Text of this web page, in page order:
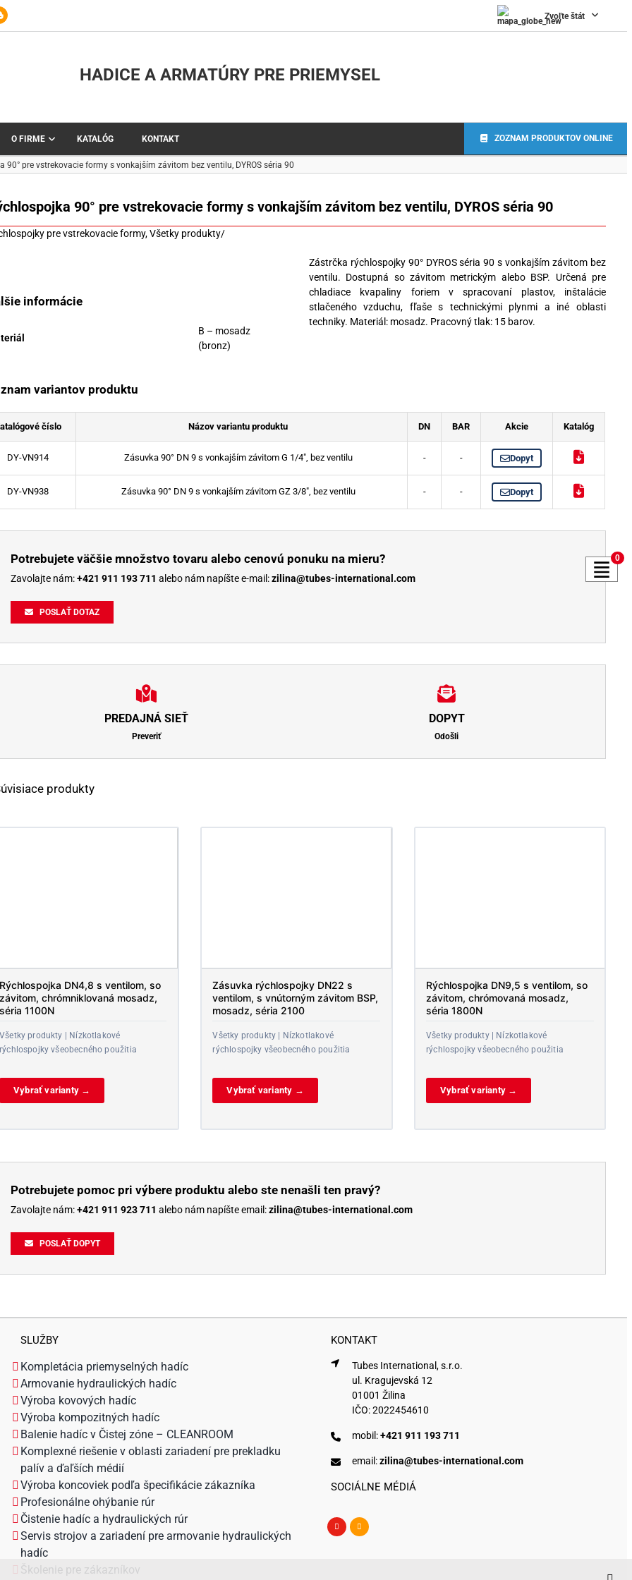
Zvoľte štát
HADICE A ARMATÚRY PRE PRIEMYSEL
O FIRME KATALÓG KONTAKT ZOZNAM PRODUKTOV ONLINE
90° pre vstrekovacie formy s vonkajším závitom bez ventilu, DYROS séria 90
90° pre vstrekovacie formy s vonkajším závitom bez ventilu, DYROS séria 90
pre vstrekovacie formy,Všetky produkty/
informácie
B – mosadz
(bronz)
Zástrčka rýchlospojky 90° DYROS séria 90 s vonkajším závitom bez
ventilu. Dostupná so závitom metrickým alebo BSP. Určená pre
chladiace kvapaliny foriem v spracovaní plastov, inštalácie
stlačeného vzduchu, fľaše s technickými plynmi a iné oblasti
techniky. Materiál: mosadz. Pracovný tlak: 15 barov.
variantov produktu
číslo Názov variantu produktu DN BAR Akcie Katalóg
DY-VN914 Zásuvka 90° DN 9 s vonkajším závitom G 1/4", bez ventilu - - Dopyt
DY-VN938 Zásuvka 90° DN 9 s vonkajším závitom GZ 3/8", bez ventilu - - Dopyt
Potrebujete väčšie množstvo tovaru alebo cenovú ponuku na mieru?
Zavolajte nám:+421 911 193 711 alebo nám napíšte e-mail:zilina@tubes-international.com
POSLAŤ DOTAZ
PREDAJNÁ SIEŤ
Preveriť
DOPYT
Odošli
produkty
DN4,8 s ventilom, so
chrómniklovaná mosadz,
1100N
produkty | Nízkotlakové
všeobecného použitia
Vybrať varianty →
Zásuvka rýchlospojky DN22 s
ventilom, s vnútorným závitom BSP,
mosadz, séria 2100
Všetky produkty | Nízkotlakové
rýchlospojky všeobecného použitia
Vybrať varianty →
Rýchlospojka DN9,5 s ventilom, so
závitom, chrómovaná mosadz,
séria 1800N
Všetky produkty | Nízkotlakové
rýchlospojky všeobecného použitia
Vybrať varianty →
Potrebujete pomoc pri výbere produktu alebo ste nenašli ten pravý?
Zavolajte nám:+421 911 923 711 alebo nám napíšte email:zilina@tubes-international.com
POSLAŤ DOPYT
SLUŽBY KONTAKT
Kompletácia priemyselných hadíc
Armovanie hydraulických hadíc
Výroba kovových hadíc
Výroba kompozitných hadíc
Balenie hadíc v Čistej zóne – CLEANROOM
Komplexné riešenie v oblasti zariadení pre prekladku
palív a ďaľších médií
Výroba koncoviek podľa špecifikácie zákazníka
Profesionálne ohýbanie rúr
Čistenie hadíc a hydraulických rúr
Servis strojov a zariadení pre armovanie hydraulických
hadíc
Školenie pre zákazníkov
Tubes International, s.r.o.
ul. Kragujevská 12
01001 Žilina
IČO: 2022454610
mobil:+421 911 193 711
email:zilina@tubes-international.com
SOCIÁLNE MÉDIÁ
0